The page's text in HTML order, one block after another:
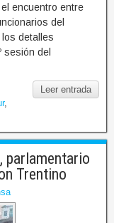
encuentro entre
del
detalles
sesión del
Leer entrada
,
parlamentario
Trentino